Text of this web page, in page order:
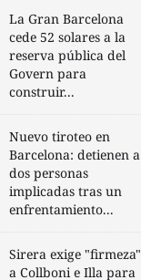
La Gran Barcelona
cede 52 solares a la
reserva pública del
Govern para
construir...
Nuevo tiroteo en
Barcelona: detienen a
dos personas
implicadas tras un
enfrentamiento...
Sirera exige "firmeza"
a Collboni e Illa para